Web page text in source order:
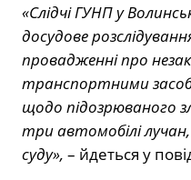
«Слідчі ГУНП у
досудове
провадженні про
транспортними
щодо підозрюваного
три автомобілі
суду», – йдеться у